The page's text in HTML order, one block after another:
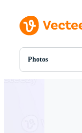
Photos
Toutes Images